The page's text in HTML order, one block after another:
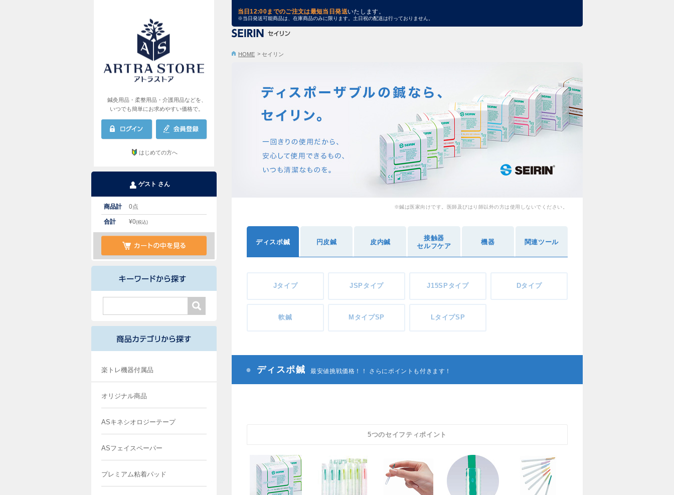
鍼灸用品・柔整用品・介護用品などを、
いつでも簡単にお求めやすい価格で。
はじめての方へ
ゲスト さん
商品計 0点
合計 ¥0(税込)
楽トレ機器付属品
オリジナル商品
ASキネシオロジーテープ
ASフェイスペーパー
プレミアム粘着パッド
当日12:00までのご注文は最短当日発送いたします。
※当日発送可能商品は、在庫商品のみに限ります。土日祝の配送は行っておりません。
HOME セイリン
※鍼は医家向けです。医師及びはり師以外の方は使用しないでください。
ディスポ鍼 円皮鍼 皮内鍼
接触器
セルフケア
機器 関連ツール
Jタイプ JSPタイプ J15SPタイプ Dタイプ
軟鍼 MタイプSP LタイプSP
ディスポ鍼 最安値挑戦価格！！ さらにポイントも付きます！
5つのセイフティポイント